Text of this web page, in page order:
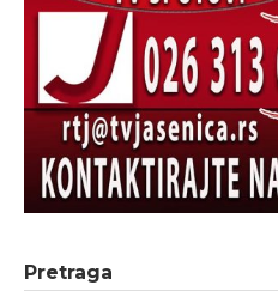
Pretraga